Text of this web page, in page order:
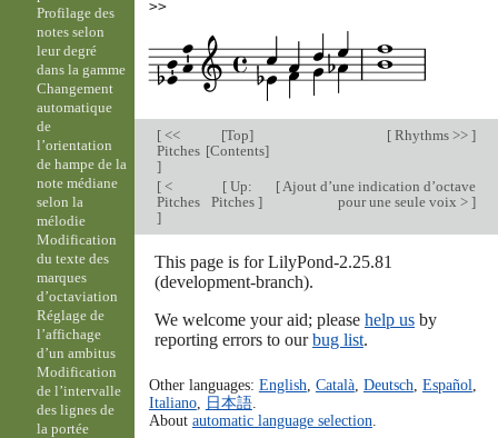
>>
[<<
Pitches
]
[Top]
[Contents]
[Rhythms >> ]
[<
Pitches
]
[Up:
Pitches]
[Ajout d’une indication d’octave
pour une seule voix > ]
This page is for LilyPond-2.25.81
(development-branch).
We welcome your aid; please help usby
reporting errors to ourbug list.
Other languages: English Català, Deutsch Español
Italiano, 日本語.
About automatic language selection
Profilage des
notes selon
leur degré
dans la gamme
Changement
automatique
de
l’orientation
de hampe de la
note médiane
selon la
mélodie
Modification
du texte des
marques
d’octaviation
Réglage de
l’affichage
d’un ambitus
Modification
de l’intervalle
des lignes de
la portée